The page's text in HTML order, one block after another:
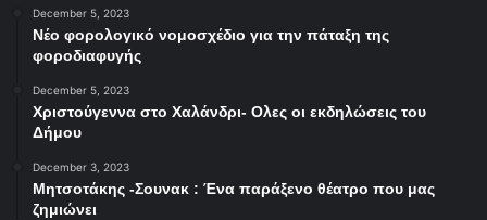
December 5, 2023
Νέο φορολογικό νομοσχέδιο για την πάταξη της
φοροδιαφυγής
December 5, 2023
Χριστούγεννα στο Χαλάνδρι- Ολες οι εκδηλώσεις του
Δήμου
December 3, 2023
Μητσοτάκης -Σουνακ : Ένα παράξενο θέατρο που μας
ζημιώνει